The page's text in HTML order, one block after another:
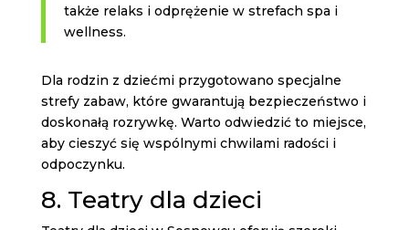
także relaks i odprężenie w strefach spa i
wellness.
Dla rodzin z dziećmi przygotowano specjalne
strefy zabaw, które gwarantują bezpieczeństwo i
doskonałą rozrywkę. Warto odwiedzić to miejsce,
aby cieszyć się wspólnymi chwilami radości i
odpoczynku.
8. Teatry dla dzieci